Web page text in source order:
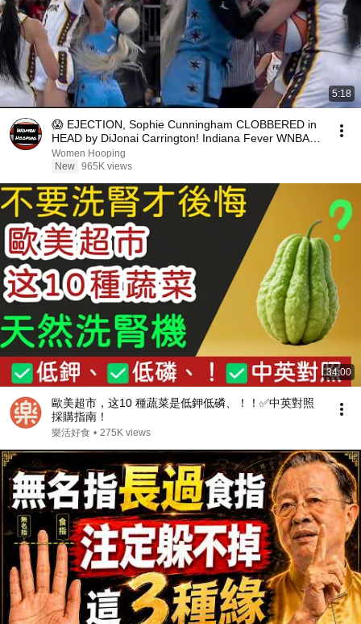
5:18
😱 EJECTION, Sophie Cunningham CLOBBERED in
HEAD by DiJonai Carrington! Indiana Fever WNBA
basketball
Women Hooping
New 965K views
34:00
歐美超市，这10 種蔬菜是低鉀低磷、！！✅中英對照
採購指南！
樂活好食 • 275K views